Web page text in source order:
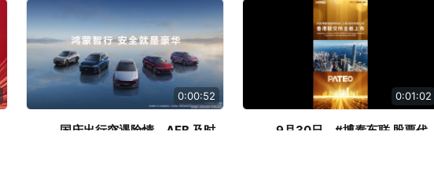
0:00:52
国庆出行突遇险情，AEB 及时
0:01:02
9月30日，#博泰车联 股票代